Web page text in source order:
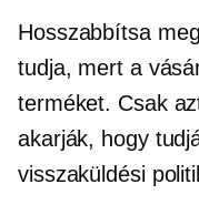
Hosszabbítsa
tudja, mert a
terméket. Csak
akarják, hogy
visszaküldési